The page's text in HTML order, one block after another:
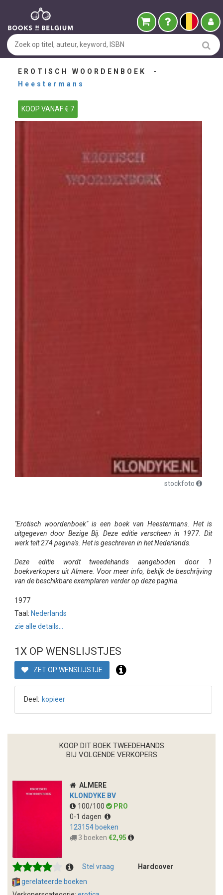
EROTISCH WOORDENBOEK -
Heestermans
KOOP VANAF € 7
stockfoto
"Erotisch woordenboek" is een boek van Heestermans. Het is
uitgegeven door Bezige Bij. Deze editie verscheen in 1977. Dit
werk telt 274 pagina's. Het is geschreven in het Nederlands.
Deze editie wordt tweedehands aangeboden door 1
boekverkopers uit Almere. Voor meer info, bekijk de beschrijving
van de beschikbare exemplaren verder op deze pagina.
1977
Taal: Nederlands
zie alle details...
1X OP WENSLIJSTJES
ZET OP WENSLIJSTJE
Deel: kopieer
KOOP DIT BOEK TWEEDEHANDS
BIJ VOLGENDE VERKOPERS
ALMERE
KLONDYKE BV
100/100
PRO
0-1 dagen
123154 boeken
3 boeken €2,95
Stel vraag
Hardcover
gerelateerde boeken